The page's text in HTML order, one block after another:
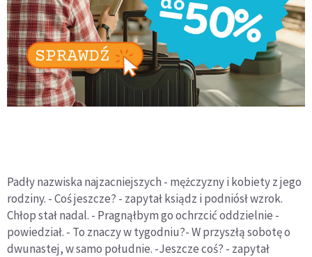
Padły nazwiska najzacniejszych - mężczyzny i kobiety z jego
rodziny. - Coś jeszcze? - zapytał ksiądz i podniósł wzrok.
Chłop stał nadal. - Pragnąłbym go ochrzcić oddzielnie -
powiedział. - To znaczy w tygodniu?- W przyszłą sobotę o
dwunastej, w samo południe. -Jeszcze coś? - zapytał